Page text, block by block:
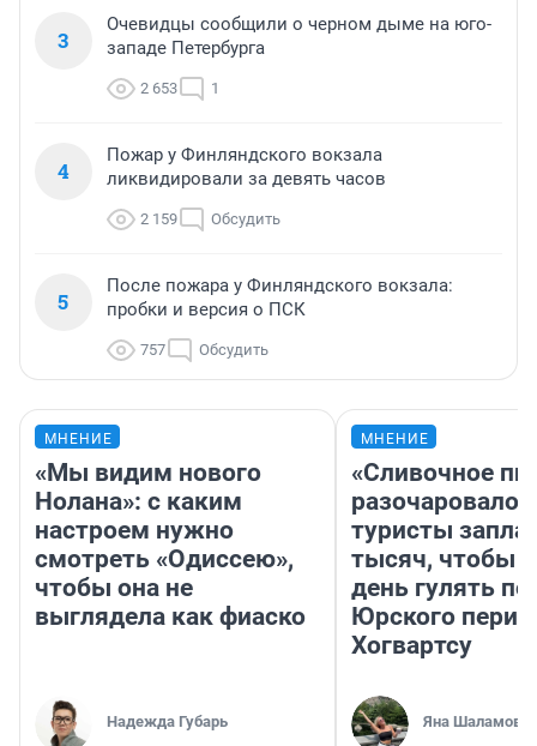
3
Очевидцы сообщили о черном дыме на юго-
западе Петербурга
2 653 1
4
Пожар у Финляндского вокзала
ликвидировали за девять часов
2 159 Обсудить
5
После пожара у Финляндского вокзала:
пробки и версия о ПСК
757 Обсудить
МНЕНИЕ
«Мы видим нового
Нолана»: с каким
настроем нужно
смотреть «Одиссею»,
чтобы она не
выглядела как фиаско
Надежда Губарь
МНЕНИЕ
«Сливочное
разочаровало»:
туристы
тысяч, чтобы
день гулять по
Юрского
Хогвартсу
Яна Шаламова